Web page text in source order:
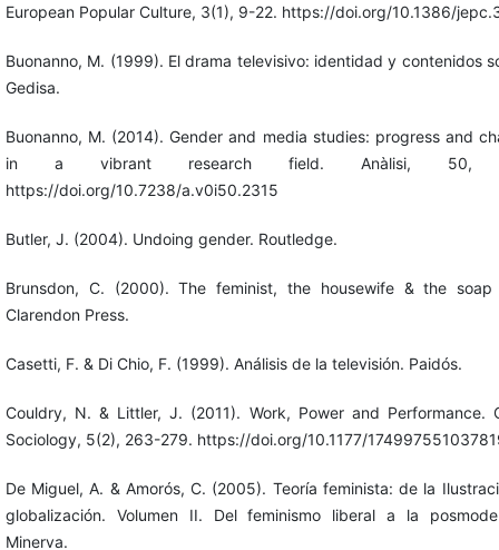
European Popular Culture, 3(1), 9-22. https://doi.org/10.1386/
Buonanno, M. (1999). El drama televisivo: identidad y contenidos
Gedisa.
Buonanno, M. (2014). Gender and media studies: progress and
in a vibrant research field. Anàlisi, 50,
https://doi.org/10.7238/a.v0i50.2315
Butler, J. (2004). Undoing gender. Routledge.
Brunsdon, C. (2000). The feminist, the housewife & the soap
Clarendon Press.
Casetti, F. & Di Chio, F. (1999). Análisis de la televisión. Paidós.
Couldry, N. & Littler, J. (2011). Work, Power and Performance.
Sociology, 5(2), 263-279. https://doi.org/10.1177/
De Miguel, A. & Amorós, C. (2005). Teoría feminista: de la
globalización. Volumen II. Del feminismo liberal a la
Minerva.